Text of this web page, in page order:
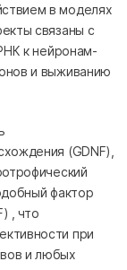
в моделях
связаны с
к нейронам-
и выживанию
(GDNF),
фактор
, что
при
и любых